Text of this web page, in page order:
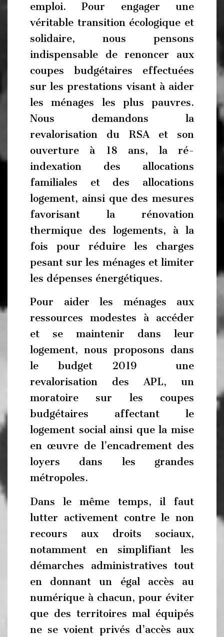
emploi. Pour engager une
véritable transition écologique et
solidaire, nous pensons
indispensable de renoncer aux
coupes budgétaires effectuées
sur les prestations visant à aider
les ménages les plus pauvres.
Nous demandons la
revalorisation du RSA et son
ouverture à 18 ans, la ré-
indexation des allocations
familiales et des allocations
logement, ainsi que des mesures
favorisant la rénovation
thermique des logements, à la
fois pour réduire les charges
pesant sur les ménages et limiter
les dépenses énergétiques.
Pour aider les ménages aux
ressources modestes à accéder
et se maintenir dans leur
logement, nous proposons dans
le budget 2019 une
revalorisation des APL, un
moratoire sur les coupes
budgétaires affectant le
logement social ainsi que la mise
en œuvre de l’encadrement des
loyers dans les grandes
métropoles.
Dans le même temps, il faut
lutter activement contre le non
recours aux droits sociaux,
notamment en simplifiant les
démarches administratives tout
en donnant un égal accès au
numérique à chacun, pour éviter
que des territoires mal équipés
ne se voient privés d’accès aux